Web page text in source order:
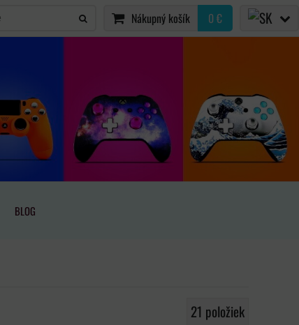
Nákupný košík 0 €
BLOG
21 položiek